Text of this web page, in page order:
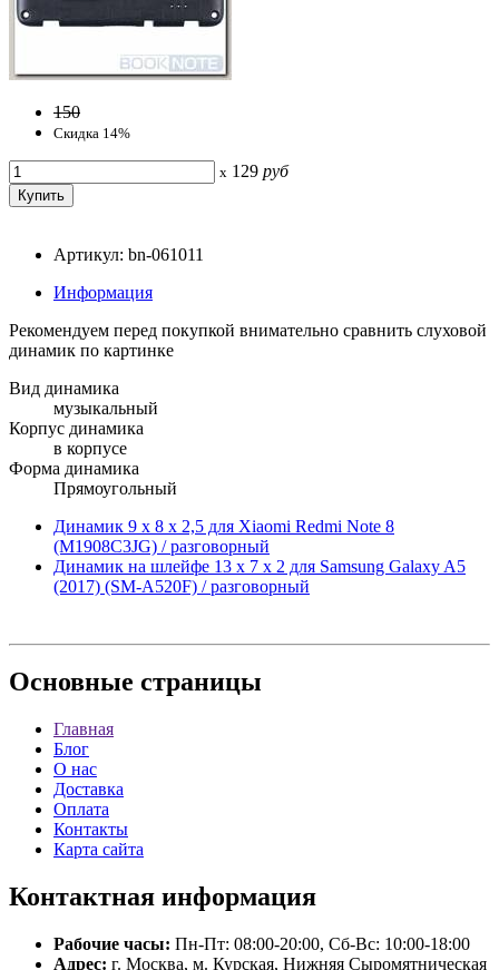
150
Скидка 14%
x 129 руб
Артикул: bn-061011
Информация
Рекомендуем перед покупкой внимательно сравнить слуховой
динамик по картинке
Вид динамика
музыкальный
Корпус динамика
в корпусе
Форма динамика
Прямоугольный
Динамик 9 x 8 x 2,5 для Xiaomi Redmi Note 8
(M1908C3JG) / разговорный
Динамик на шлейфе 13 x 7 x 2 для Samsung Galaxy A5
(2017) (SM-A520F) / разговорный
Основные страницы
Главная
Блог
О нас
Доставка
Оплата
Контакты
Карта сайта
Контактная информация
Рабочие часы: Пн-Пт: 08:00-20:00, Сб-Вс: 10:00-18:00
Адрес: г. Москва, м. Курская, Нижняя Сыромятническая